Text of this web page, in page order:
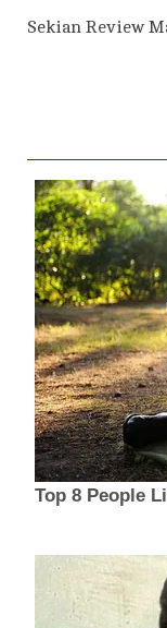
Sekian Review